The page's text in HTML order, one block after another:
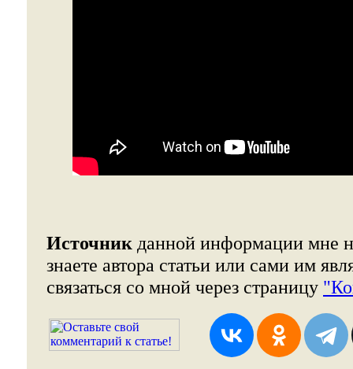
Источник данной информации мне
знаете автора статьи или сами им
связаться со мной через страницу